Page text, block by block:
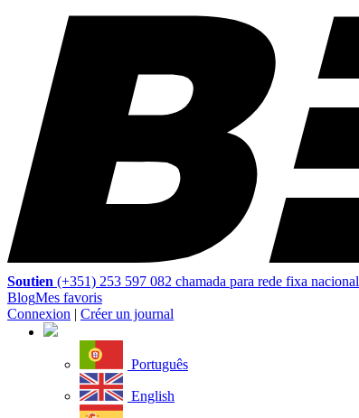
Soutien (+351) 253 597 082 chamada para rede fixa nacional
BlogMes favoris
Connexion | Créer un journal
Português
English